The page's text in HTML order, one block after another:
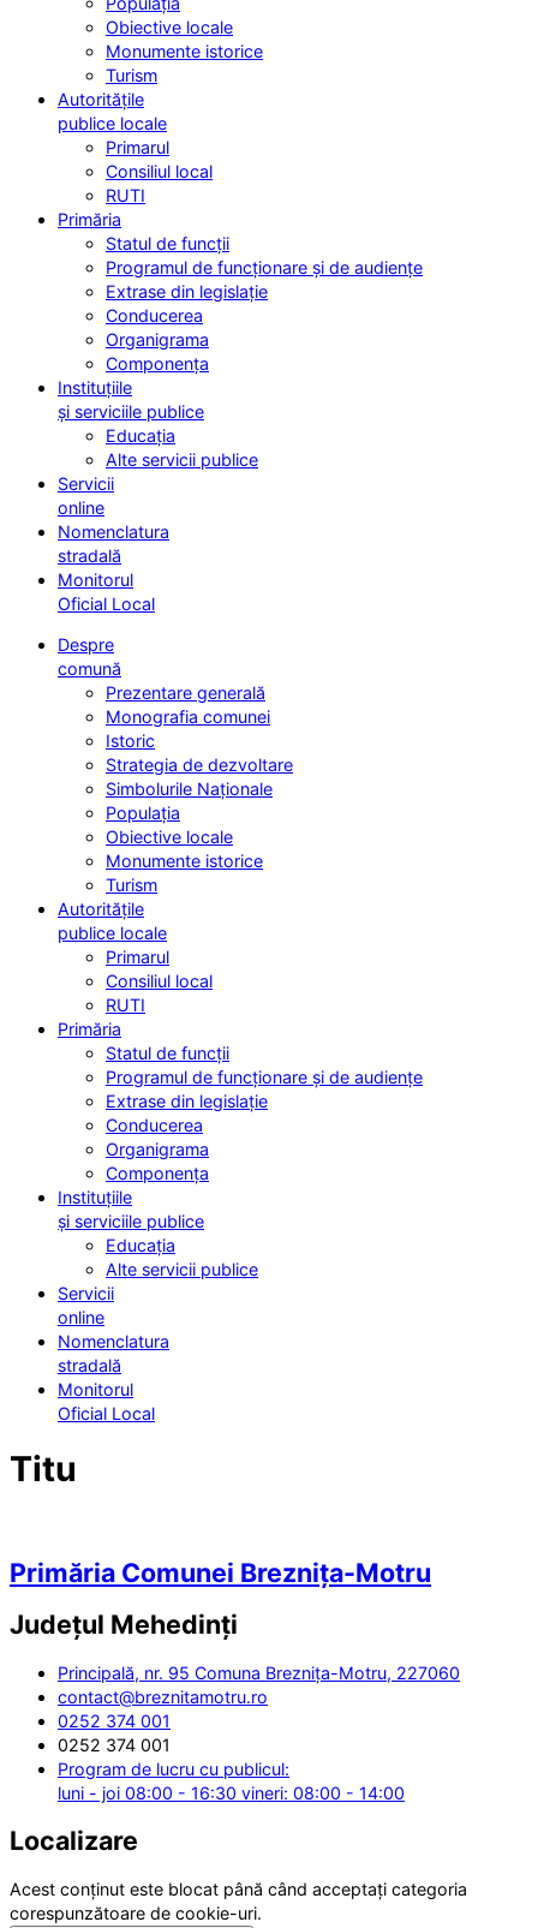
Obiective locale
Monumente istorice
Turism
Autoritățile
publice locale
Primarul
Consiliul local
RUTI
Primăria
Statul de funcții
Programul de funcționare și de audiențe
Extrase din legislație
Conducerea
Organigrama
Componența
Instituțiile
și serviciile publice
Educația
Alte servicii publice
Servicii
online
Nomenclatura
stradală
Monitorul
Oficial Local
Despre
comună
Prezentare generală
Monografia comunei
Istoric
Strategia de dezvoltare
Simbolurile Naționale
Populația
Obiective locale
Monumente istorice
Turism
Autoritățile
publice locale
Primarul
Consiliul local
RUTI
Primăria
Statul de funcții
Programul de funcționare și de audiențe
Extrase din legislație
Conducerea
Organigrama
Componența
Instituțiile
și serviciile publice
Educația
Alte servicii publice
Servicii
online
Nomenclatura
stradală
Monitorul
Oficial Local
Titu
Primăria Comunei Breznița-Motru
Județul Mehedinți
Principală, nr. 95 Comuna Breznița-Motru, 227060
contact@breznitamotru.ro
0252 374 001
0252 374 001
Program de lucru cu publicul:
luni - joi 08:00 - 16:30 vineri: 08:00 - 14:00
Localizare
Acest conținut este blocat până când acceptați categoria
corespunzătoare de cookie-uri.